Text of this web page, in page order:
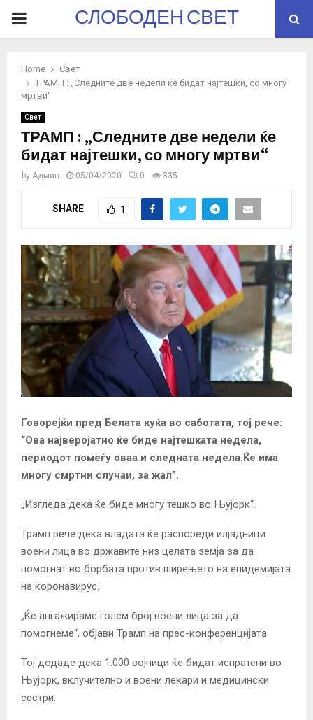
PRIMARYСЛОБОДЕН СВЕТ
Home
Свет
ТРАМП : „Следните две недели ќе бидат најтешки, со многу
мртви“
Свет
ТРАМП : „Следните две недели ќе
бидат најтешки, со многу мртви“
by Админ 05/04/2020 0 335
SHARE 1
Говорејќи пред Белата куќа во саботата, тој рече:
“Ова најверојатно ќе биде најтешката недела,
периодот помеѓу оваа и следната недела.Ќе има
многу смртни случаи, за жал”.
„Изгледа дека ќе биде многу тешко во Њујорк“.
Трамп рече дека владата ќе распореди илјадници
воени лица во државите низ целата земја за да
помогнат во борбата против ширењето на епидемијата
на коронавирус.
„Ќе ангажираме голем број воени лица за да
помогнеме“, објави Трамп на прес-конференцијата.
Тој додаде дека 1.000 војници ќе бидат испратени во
Њујорк, вклучително и воени лекари и медицински
сестри.